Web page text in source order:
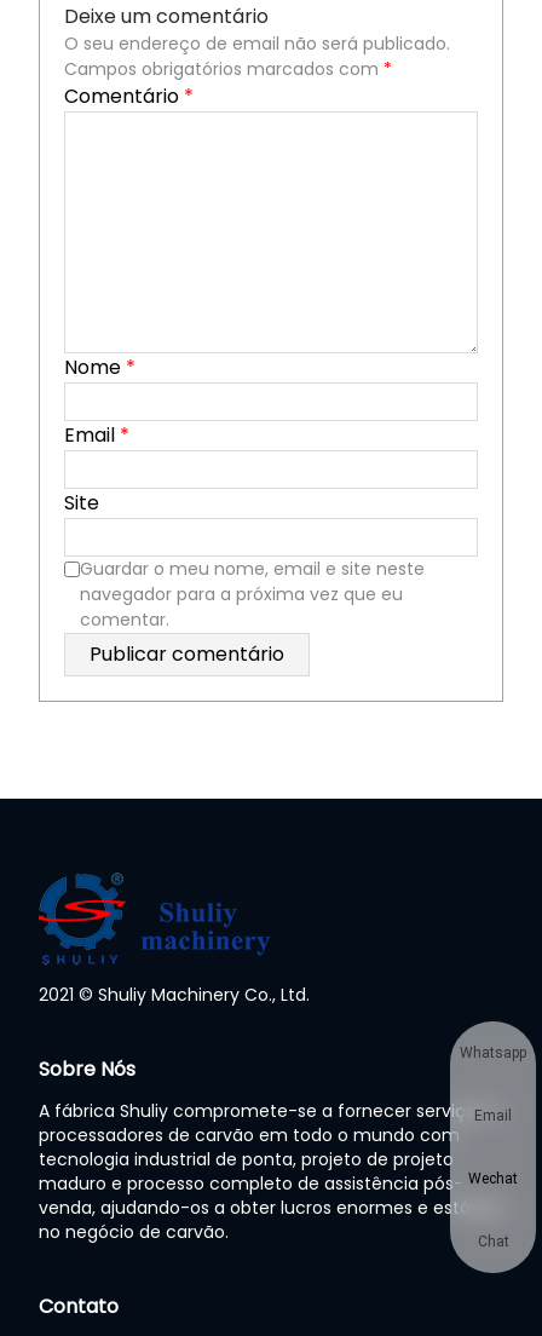
Deixe um comentário
O seu endereço de email não será publicado.
Campos obrigatórios marcados com *
Comentário *
Nome *
Email *
Site
Guardar o meu nome, email e site neste
navegador para a próxima vez que eu
comentar.
2021 © Shuliy Machinery Co., Ltd.
Sobre Nós
A fábrica Shuliy compromete-se a fornecer serviços a
processadores de carvão em todo o mundo com
tecnologia industrial de ponta, projeto de projeto
maduro e processo completo de assistência pós-
venda, ajudando-os a obter lucros enormes e estáveis
no negócio de carvão.
Contato
Whatsapp
Email
Wechat
Chat